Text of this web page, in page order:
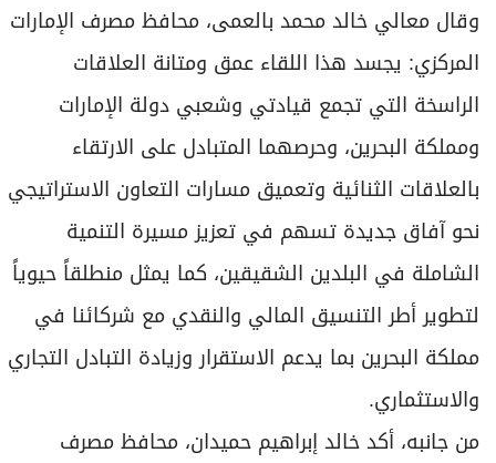
وقال معالي خالد محمد بالعمى، محافظ مصرف الإمارات
المركزي: يجسد هذا اللقاء عمق ومتانة العلاقات
الراسخة التي تجمع قيادتي وشعبي دولة الإمارات
ومملكة البحرين، وحرصهما المتبادل على الارتقاء
بالعلاقات الثنائية وتعميق مسارات التعاون الاستراتيجي
نحو آفاق جديدة تسهم في تعزيز مسيرة التنمية
الشاملة في البلدين الشقيقين، كما يمثل منطلقاً حيوياً
لتطوير أطر التنسيق المالي والنقدي مع شركائنا في
مملكة البحرين بما يدعم الاستقرار وزيادة التبادل التجاري
والاستثماري.
من جانبه، أكد خالد إبراهيم حميدان، محافظ مصرف